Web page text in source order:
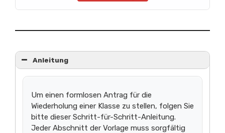
Anleitung
Um einen formlosen Antrag für die
Wiederholung einer Klasse zu stellen, folgen Sie
bitte dieser Schritt-für-Schritt-Anleitung.
Jeder Abschnitt der Vorlage muss sorgfältig